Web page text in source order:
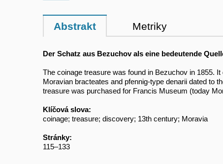
Abstrakt Metriky
Der Schatz aus Bezuchov als eine bedeutende
The coinage treasure was found in Bezuchov in 1855.
Moravian bracteates and pfennig-type denarii dated to
treasure was purchased for Francis Museum (today
Klíčová slova:
coinage; treasure; discovery; 13th century; Moravia
Stránky:
115–133